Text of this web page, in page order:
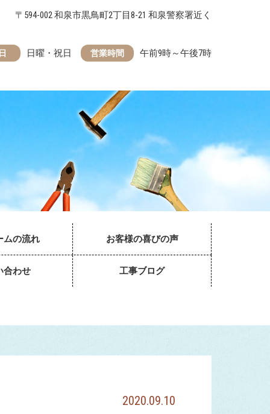
〒594-002 和泉市黒鳥町2丁目8-21 和泉警察署近く
営業時間 午前9時～午後7時
日曜・祝日
ムの流れ お客様の喜びの声
合わせ 工事ブログ
2020.09.10